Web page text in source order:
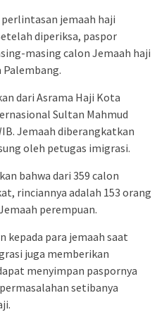
jemaah haji
diperiksa, paspor
masing calon Jemaah haji
Palembang.
dari Asrama Haji Kota
Sultan Mahmud
Jemaah diberangkatkan
oleh petugas imigrasi.
bahwa dari 359 calon
rinciannya adalah 153 orang
perempuan.
kepada para jemaah saat
juga memberikan
menyimpan paspornya
setibanya